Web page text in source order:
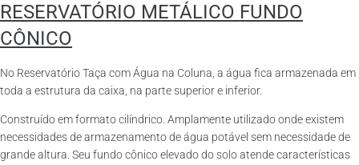
RESERVATÓRIO METÁLICO FUNDO
CÔNICO
No Reservatório Taça com Água na Coluna, a água fica armazenada em
toda a estrutura da caixa, na parte superior e inferior.
Construído em formato cilíndrico. Amplamente utilizado onde existem
necessidades de armazenamento de água potável sem necessidade de
grande altura. Seu fundo cônico elevado do solo atende características